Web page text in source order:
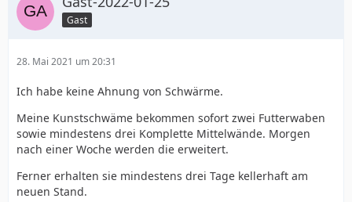
Gast
28. Mai 2021 um 20:31
Ich habe keine Ahnung von Schwärme.
Meine Kunstschwäme bekommen sofort zwei Futterwaben
sowie mindestens drei Komplette Mittelwände. Morgen
nach einer Woche werden die erweitert.
Ferner erhalten sie mindestens drei Tage kellerhaft am
neuen Stand.